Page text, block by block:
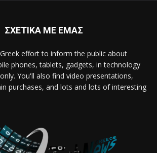
ΣΧΕΤΙΚΑ ΜΕ ΕΜΑΣ
effort to inform the public about
phones, tablets, gadgets, in technology
You'll also find video presentations,
purchases, and lots and lots of interesting